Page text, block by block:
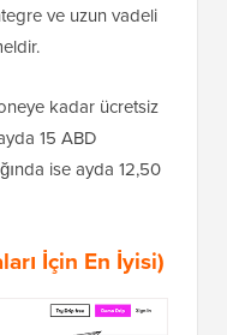
ve uzun vadeli
kadar ücretsiz
15 ABD
ise ayda 12,50
İçin En İyisi)